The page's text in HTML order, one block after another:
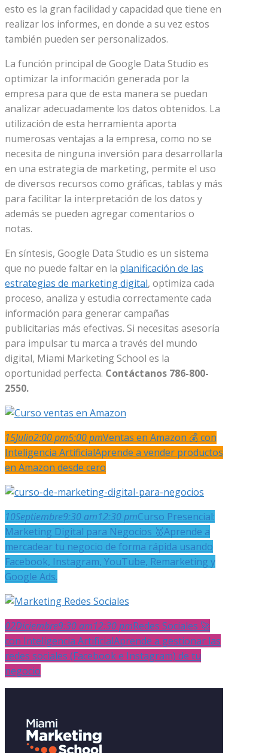
esto es la gran facilidad y capacidad que tiene en
realizar los informes, en donde a su vez estos
también pueden ser personalizados.
La función principal de Google Data Studio es
optimizar la información generada por la
empresa para que de esta manera se puedan
analizar adecuadamente los datos obtenidos. La
utilización de esta herramienta aporta
numerosas ventajas a la empresa, como no se
necesita de ninguna inversión para desarrollarla
en una estrategia de marketing, permite el uso
de diversos recursos como gráficas, tablas y más
para facilitar la interpretación de los datos y
además se pueden agregar comentarios o
notas.
En síntesis, Google Data Studio es un sistema
que no puede faltar en la planificación de las
estrategias de marketing digital, optimiza cada
proceso, analiza y estudia correctamente cada
información para generar campañas
publicitarias más efectivas. Si necesitas asesoría
para impulsar tu marca a través del mundo
digital, Miami Marketing School es la
oportunidad perfecta. Contáctanos 786-800-
2550.
15Julio2:00 pm5:00 pmVentas en Amazon 💰 con
Inteligencia ArtificialAprende a vender productos
en Amazon desde cero
10Septiembre9:30 am12:30 pmCurso Presencial:
Marketing Digital para Negocios 🥇Aprende a
mercadear tu negocio de forma rápida usando
Facebook, Instagram, YouTube, Remarketing y
Google Ads.
02Diciembre9:30 am12:30 pmRedes Sociales 🚀
con Inteligencia ArtificialAprende a gestionar las
redes sociales (Facebook e Instagram) de tu
negocio